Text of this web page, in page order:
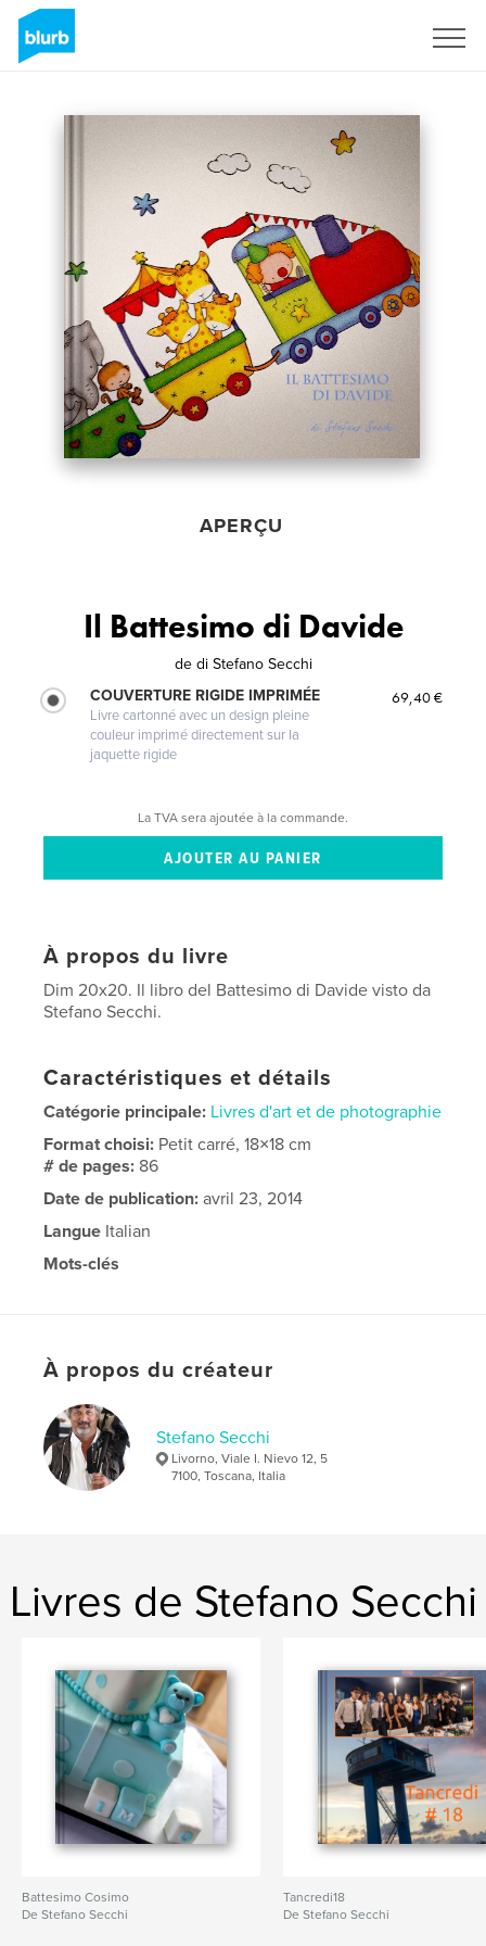
APERÇU
Il Battesimo di Davide
de di Stefano Secchi
COUVERTURE RIGIDE IMPRIMÉE
Livre cartonné avec un design pleine
couleur imprimé directement sur la
jaquette rigide
69,40 €
La TVA sera ajoutée à la commande.
À propos du livre
Dim 20x20. Il libro del Battesimo di Davide visto da
Stefano Secchi.
Caractéristiques et détails
Catégorie principale: Livres d'art et de photographie
Format choisi: Petit carré, 18×18 cm
# de pages: 86
Date de publication: avril 23, 2014
Langue Italian
Mots-clés
À propos du créateur
Stefano Secchi
Livorno, Viale I. Nievo 12, 5
7100, Toscana, Italia
Livres de Stefano Secchi
Battesimo Cosimo
De Stefano Secchi
Tancredi18
De Stefano Secchi